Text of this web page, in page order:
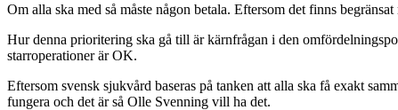
Om alla ska med så måste någon betala. Eftersom det finns
Hur denna prioritering ska gå till är kärnfrågan i den
starroperationer är OK.
Eftersom svensk sjukvård baseras på tanken att alla ska få exakt
fungera och det är så Olle Svenning vill ha det.